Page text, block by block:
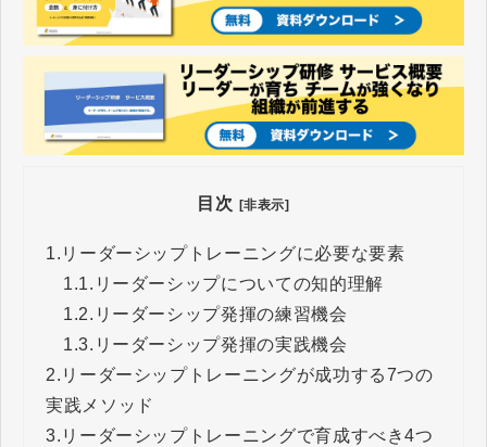
目次 [非表示]
1. リーダーシップトレーニングに必要な要素
1.1. リーダーシップについての知的理解
1.2. リーダーシップ発揮の練習機会
1.3. リーダーシップ発揮の実践機会
2. リーダーシップトレーニングが成功する7つの
実践メソッド
3. リーダーシップトレーニングで育成すべき4つ